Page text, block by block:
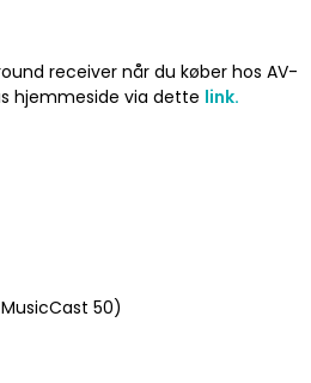
receiver når du køber hos AV-
hjemmeside via dette link.
50)